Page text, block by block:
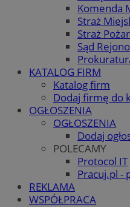
Komenda
Straż
Straż
Sąd
KATALOG FIRM
Katalog firm
Dodaj firmę do
OGŁOSZENIA
OGŁOSZENIA
Dodaj
POLECAMY
Protocol IT
Pracuj.pl -
REKLAMA
WSPÓŁPRACA